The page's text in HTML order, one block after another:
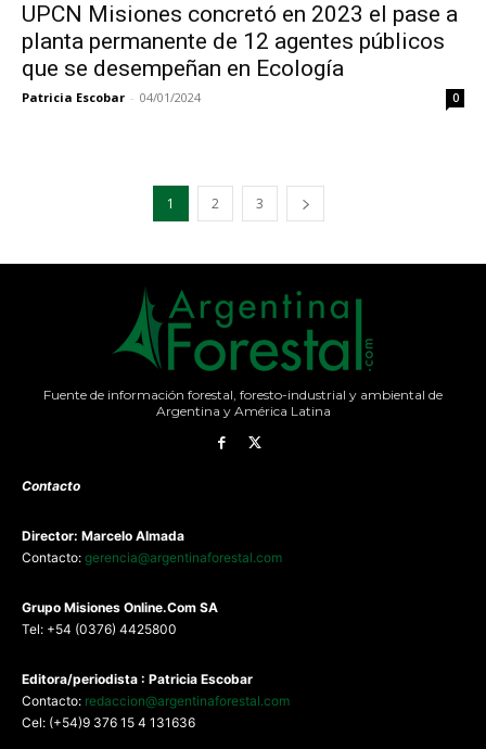
UPCN Misiones concretó en 2023 el pase a
planta permanente de 12 agentes públicos
que se desempeñan en Ecología
Patricia Escobar - 04/01/2024 0
1 2 3
Fuente de información forestal, foresto-industrial y ambiental de
Argentina y América Latina
Contacto
Director: Marcelo Almada
Contacto: gerencia@argentinaforestal.com
Grupo Misiones Online.Com SA
Tel: +54 (0376) 4425800
Editora/periodista : Patricia Escobar
Contacto: redaccion@argentinaforestal.com
Cel: (+54)9 376 15 4 131636